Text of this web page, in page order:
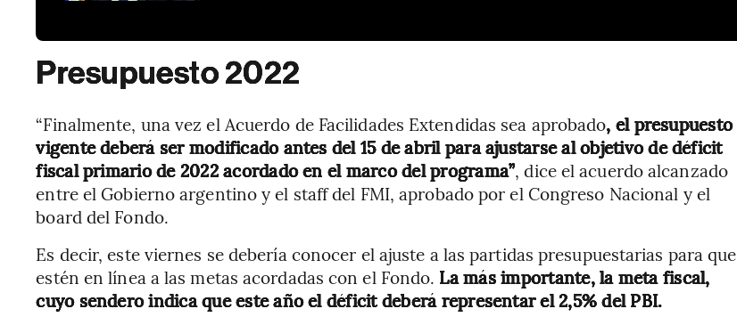
Presupuesto 2022
“Finalmente, una vez el Acuerdo de Facilidades Extendidas sea aprobado, el presupuesto
vigente deberá ser modificado antes del 15 de abril para ajustarse al objetivo de déficit
fiscal primario de 2022 acordado en el marco del programa”, dice el acuerdo alcanzado
entre el Gobierno argentino y el staff del FMI, aprobado por el Congreso Nacional y el
board del Fondo.
Es decir, este viernes se debería conocer el ajuste a las partidas presupuestarias para que
estén en línea a las metas acordadas con el Fondo. La más importante, la meta fiscal,
cuyo sendero indica que este año el déficit deberá representar el 2,5% del PBI.